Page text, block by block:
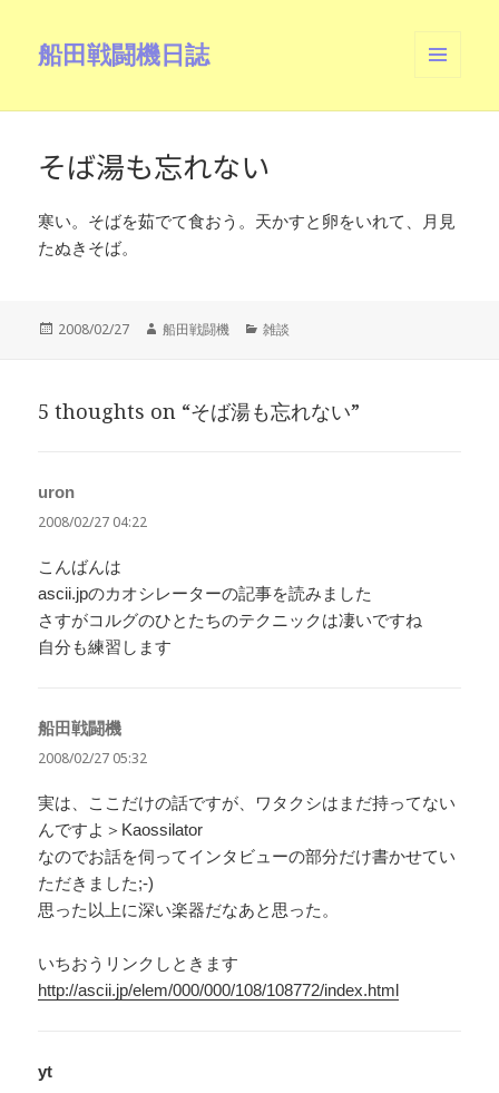
船田戦闘機日誌
ーとウ
そば湯も忘れない
寒い。そばを茹でて食おう。天かすと卵をいれて、月見
たぬきそば。
投
2008/02/27
作
船田戦闘機
カ
ー
雑談
5 thoughts on “そば湯も忘れない”
uron
り:
2008/02/27 04:22
こんばんは
ascii.jpのカオシレーターの記事を読みました
さすがコルグのひとたちのテクニックは凄いですね
自分も練習します
船田戦闘機
り:
2008/02/27 05:32
実は、ここだけの話ですが、ワタクシはまだ持ってない
んですよ＞Kaossilator
なのでお話を伺ってインタビューの部分だけ書かせてい
ただきました;-)
思った以上に深い楽器だなあと思った。
いちおうリンクしときます
http://ascii.jp/elem/000/000/108/108772/index.html
yt